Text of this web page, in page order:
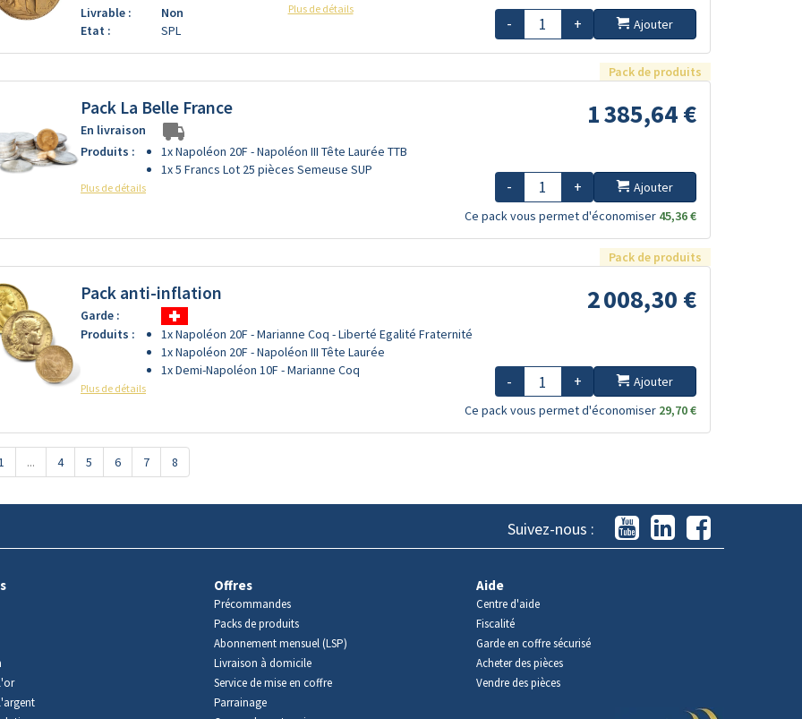
Livrable :
Non
Etat :
SPL
Plus de détails
- + Ajouter
Pack de produits
Pack La Belle France
En livraison
Produits :
1x Napoléon 20F - Napoléon III Tête Laurée TTB
1x 5 Francs Lot 25 pièces Semeuse SUP
Plus de détails
1 385,64 €
- +
Ajouter
Ce pack vous permet d'économiser 45,36 €
Pack de produits
Pack anti-inflation
Garde :
Produits :
1x Napoléon 20F - Marianne Coq - Liberté Egalité Fraternité
1x Napoléon 20F - Napoléon III Tête Laurée
1x Demi-Napoléon 10F - Marianne Coq
Plus de détails
2 008,30 €
- +
Ajouter
Ce pack vous permet d'économiser 29,70 €
... 4 5 6 7 8
Suivez-nous :
Offres
Précommandes
Packs de produits
Abonnement mensuel (LSP)
Livraison à domicile
Service de mise en coffre
Parrainage
Aide
Centre d'aide
Fiscalité
Garde en coffre sécurisé
Acheter des pièces
Vendre des pièces